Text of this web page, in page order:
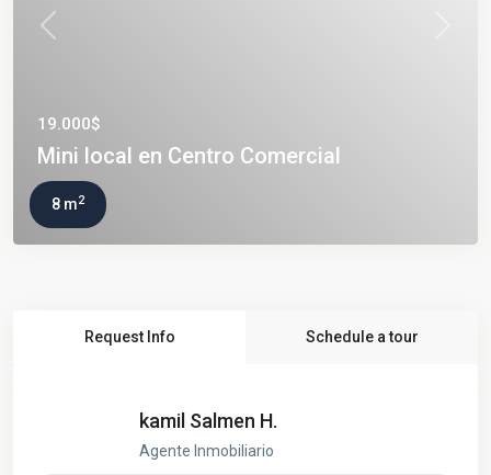
Previous
19.000$
Mini local en Centro Comercial
8 m2
Request Info Schedule a tour
kamil Salmen H.
Agente Inmobiliario